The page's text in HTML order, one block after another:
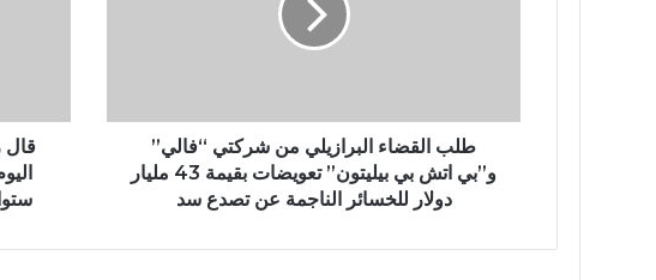
طلب القضاء البرازيلي من شركتي “فالي”
و”بي اتش بي بيليتون” تعويضات بقيمة 43 مليار
دولار للخسائر الناجمة عن تصدع سد
قال